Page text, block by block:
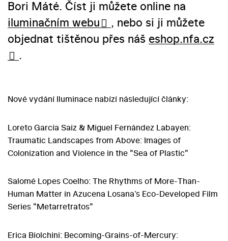
Bori Máté. Číst ji můžete online na
iluminačním webu
, nebo si ji můžete
objednat tištěnou přes náš eshop.nfa.cz
.
Nové vydání Iluminace nabízí následující články:
Loreto García Saiz & Miguel Fernández Labayen:
Traumatic Landscapes from Above: Images of
Colonization and Violence in the "Sea of Plastic"
Salomé Lopes Coelho: The Rhythms of More-Than-
Human Matter in Azucena Losana’s Eco-Developed Film
Series "Metarretratos"
Erica Biolchini: Becoming-Grains-of-Mercury: